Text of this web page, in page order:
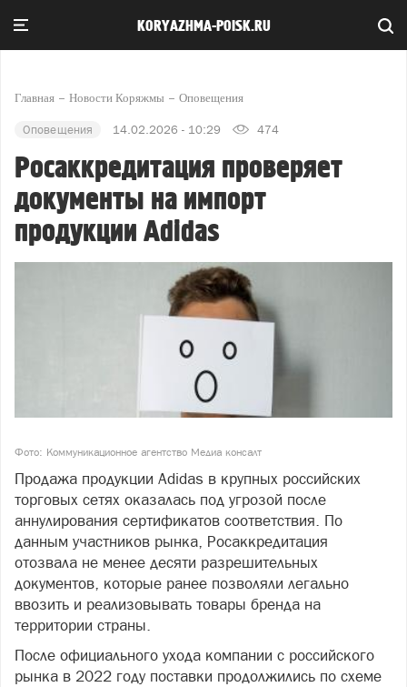
KORYAZHMA-POISK.RU
Главная Новости Коряжмы Оповещения
Оповещения 14.02.2026 - 10:29 474
Росаккредитация проверяет
документы на импорт
продукции Adidas
Фото: Коммуникационное агентство Медиа консалт
Продажа продукции Adidas в крупных российских
торговых сетях оказалась под угрозой после
аннулирования сертификатов соответствия. По
данным участников рынка, Росаккредитация
отозвала не менее десяти разрешительных
документов, которые ранее позволяли легально
ввозить и реализовывать товары бренда на
территории страны.
После официального ухода компании с российского
рынка в 2022 году поставки продолжились по схеме